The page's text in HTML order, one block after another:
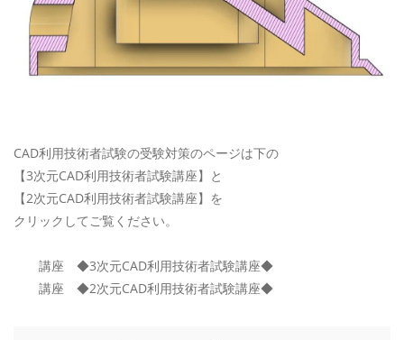
CAD利用技術者試験の受験対策のページは下の
【3次元CAD利用技術者試験講座】と
【2次元CAD利用技術者試験講座】を
クリックしてご覧ください。
講座 ◆3次元CAD利用技術者試験講座◆
講座 ◆2次元CAD利用技術者試験講座◆